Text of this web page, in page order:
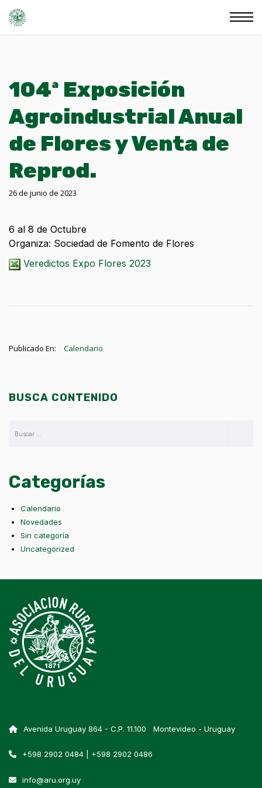
104ª Exposición
Agroindustrial Anual
de Flores y Venta de
Reprod.
26 de junio de 2023
6 al 8 de Octubre
Organiza: Sociedad de Fomento de Flores
Veredictos Expo Flores 2023
Publicado En: Calendario
BUSCA CONTENIDO
Categorías
Calendario
Novedades
Sin categoría
Uncategorized
Avenida Uruguay 864 - C.P. 11.100 Montevideo - Uruguay
+598 2902 0484 | +598 2902 0486
info@aru.org.uy